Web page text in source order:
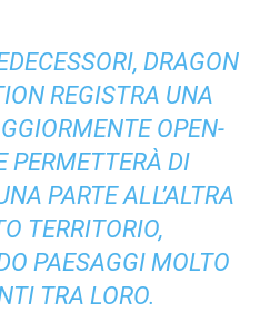
DRAGON
REGISTRA UNA
OPEN-
PERMETTERÀ DI
PARTE ALL’ALTRA
TERRITORIO,
PAESAGGI MOLTO
TRA LORO.